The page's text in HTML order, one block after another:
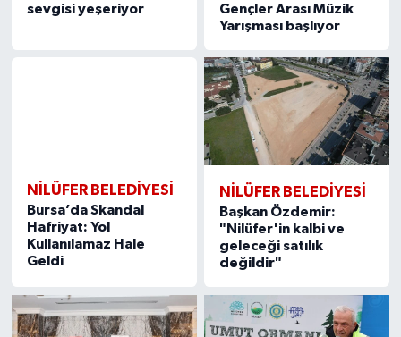
sevgisi yeşeriyor
Gençler Arası Müzik
Yarışması başlıyor
NİLÜFER BELEDİYESİ
Bursa’da Skandal
Hafriyat: Yol
Kullanılamaz Hale
Geldi
NİLÜFER BELEDİYESİ
Başkan Özdemir:
"Nilüfer'in kalbi ve
geleceği satılık
değildir"